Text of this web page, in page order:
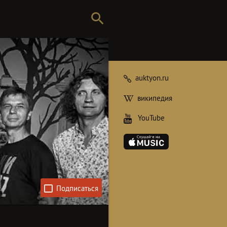
auktyon.ru
википедия
YouTube